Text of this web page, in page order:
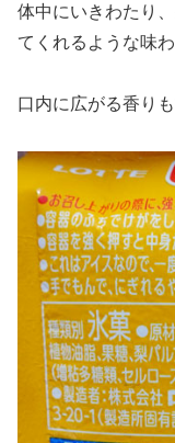
体中にいきわたり
てくれるような味わ
口内に広がる香り